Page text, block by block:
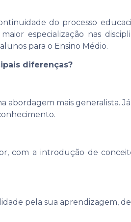
do processo
especialização nas
para o Ensino Médio.
diferenças?
abordagem mais generalista.
com a introdução de
pela sua aprendizagem,